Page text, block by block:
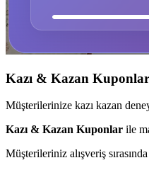
Kazı & Kazan
Müşterilerinize kazı kazan
Kazı & Kazan Kuponlar ile
Müşterileriniz alışveriş